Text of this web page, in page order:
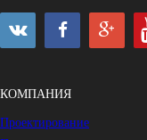
КОМПАНИЯ
Проектирование